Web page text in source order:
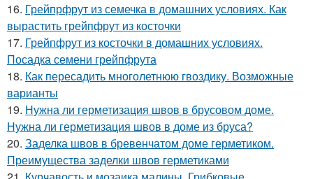
16. Грейпрфрут из семечка в домашних условиях. Как
вырастить грейпфрут из косточки
17. Грейпфрут из косточки в домашних условиях.
Посадка семени грейпфрута
18. Как пересадить многолетнюю гвоздику. Возможные
варианты
19. Нужна ли герметизация швов в брусовом доме.
Нужна ли герметизация швов в доме из бруса?
20. Заделка швов в бревенчатом доме герметиком.
Преимущества заделки швов герметиками